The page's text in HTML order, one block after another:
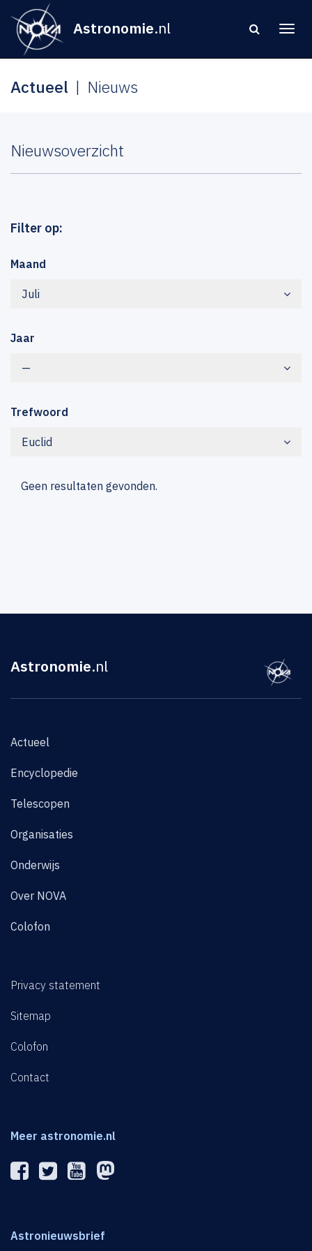
Astronomie.nl
Actueel Nieuws
Nieuwsoverzicht
Filter op:
Maand
Juli
Jaar
—
Trefwoord
Euclid
Geen resultaten gevonden.
Astronomie.nl
Actueel
Encyclopedie
Telescopen
Organisaties
Onderwijs
Over NOVA
Colofon
Privacy statement
Sitemap
Colofon
Contact
Meer astronomie.nl
Astronieuwsbrief